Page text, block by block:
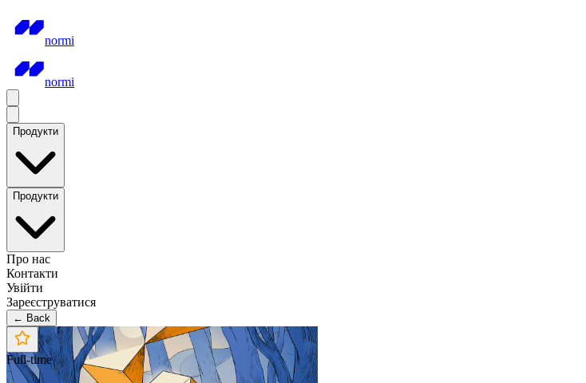
normi
normi
Продукти
Продукти
Про нас
Контакти
Увійти
Зареєструватися
← Back
Full-time